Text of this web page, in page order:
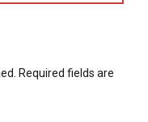
Required fields are